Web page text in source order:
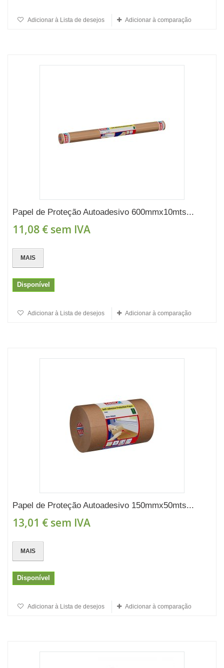
Adicionar à Lista de desejos Adicionar à comparação
Papel de Proteção Autoadesivo 600mmx10mts...
11,08 € sem IVA
MAIS
Disponível
Adicionar à Lista de desejos Adicionar à comparação
Papel de Proteção Autoadesivo 150mmx50mts...
13,01 € sem IVA
MAIS
Disponível
Adicionar à Lista de desejos Adicionar à comparação